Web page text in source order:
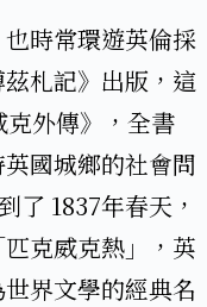
時常環遊英倫採
札記》出版，這
外傳》，全書
國城鄉的社會問
了 1837年春天，
克威克熱」，英
界文學的經典名